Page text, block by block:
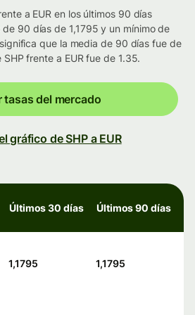
a EUR en los últimos 90 días
90 días de 1,1795 y un mínimo de
que la media de 90 días fue de
SHP frente a EUR fue de 1.35.
tasas del mercado
gráfico de SHP a EUR
Últimos 30 días Últimos 90 días
1,1795 1,1795